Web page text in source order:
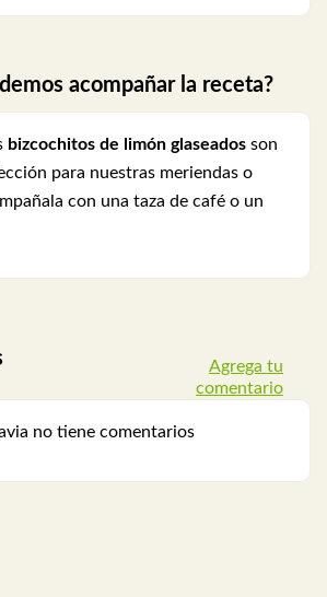
acompañar la receta?
bizcochitos de limón glaseados son
para nuestras meriendas o
con una taza de café o un
Agrega tu
comentario
no tiene comentarios